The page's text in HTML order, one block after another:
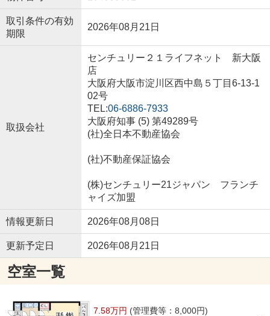
取引条件の有効
期限
2026年08月21日
取扱会社
センチュリー２１ライフネット 新大阪
店
大阪府大阪市淀川区西中島５丁目6-13-1
02号
TEL:06-6886-7933
大阪府知事 (5) 第49289号
(社)全日本不動産協会
(社)不動産保証協会
(株)センチュリー21ジャパン フランチ
ャイズ加盟
情報更新日 2026年08月08日
更新予定日 2026年08月21日
空室一覧
7.58万円 (管理費等：8,000円)